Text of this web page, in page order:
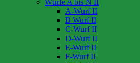
Würfe A bis N II
A-Wurf II
B Wurf II
C-Wurf II
D-Wurf II
E-Wurf II
F-Wurf II